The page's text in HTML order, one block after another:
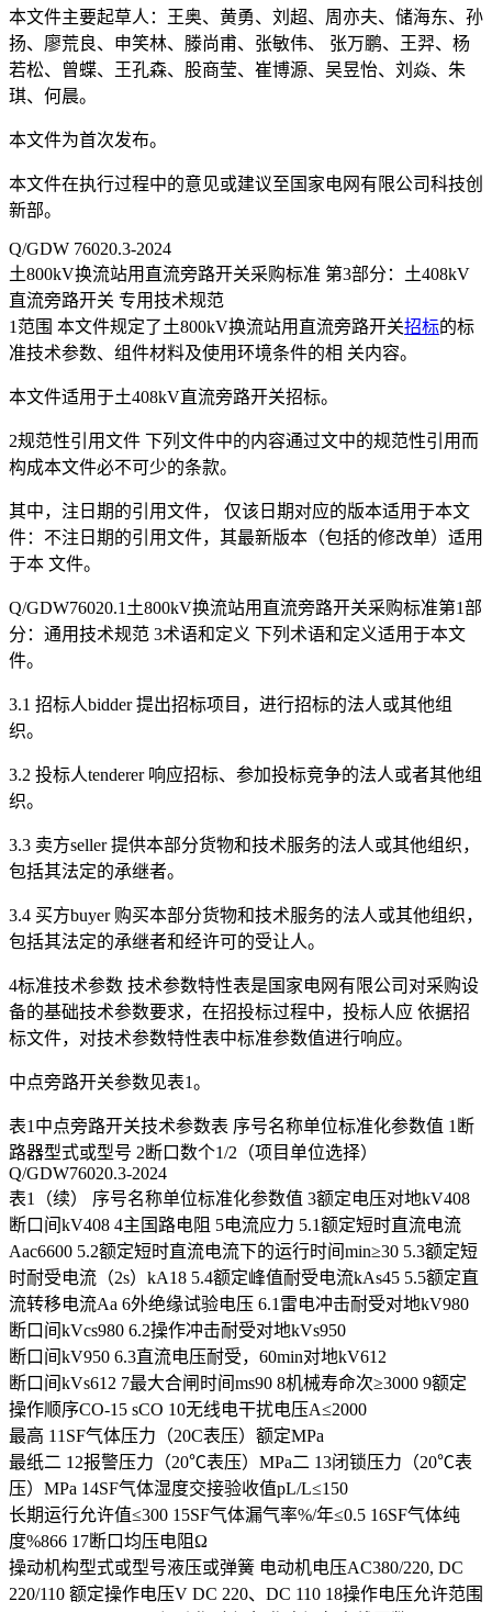
本文件主要起草人：王奥、黄勇、刘超、周亦夫、储海东、孙
扬、廖荒良、申笑林、滕尚甫、张敏伟、 张万鹏、王羿、杨
若松、曾蝶、王孔森、股商莹、崔博源、吴昱怡、刘焱、朱
琪、何晨。
本文件为首次发布。
本文件在执行过程中的意见或建议至国家电网有限公司科技创
新部。
Q/GDW 76020.3-2024
土800kV换流站用直流旁路开关采购标准 第3部分：土408kV
直流旁路开关 专用技术规范
1范围 本文件规定了土800kV换流站用直流旁路开关招标的标
准技术参数、组件材料及使用环境条件的相 关内容。
本文件适用于土408kV直流旁路开关招标。
2规范性引用文件 下列文件中的内容通过文中的规范性引用而
构成本文件必不可少的条款。
其中，注日期的引用文件， 仅该日期对应的版本适用于本文
件：不注日期的引用文件，其最新版本（包括的修改单）适用
于本 文件。
Q/GDW76020.1土800kV换流站用直流旁路开关采购标准第1部
分：通用技术规范 3术语和定义 下列术语和定义适用于本文
件。
3.1 招标人bidder 提出招标项目，进行招标的法人或其他组
织。
3.2 投标人tenderer 响应招标、参加投标竞争的法人或者其他组
织。
3.3 卖方seller 提供本部分货物和技术服务的法人或其他组织，
包括其法定的承继者。
3.4 买方buyer 购买本部分货物和技术服务的法人或其他组织，
包括其法定的承继者和经许可的受让人。
4标准技术参数 技术参数特性表是国家电网有限公司对采购设
备的基础技术参数要求，在招投标过程中，投标人应 依据招
标文件，对技术参数特性表中标准参数值进行响应。
中点旁路开关参数见表1。
表1中点旁路开关技术参数表 序号名称单位标准化参数值 1断
路器型式或型号 2断口数个1/2（项目单位选择）
Q/GDW76020.3-2024
表1（续） 序号名称单位标准化参数值 3额定电压对地kV408
断口间kV408 4主国路电阻 5电流应力 5.1额定短时直流电流
Aac6600 5.2额定短时直流电流下的运行时间min≥30 5.3额定短
时耐受电流（2s）kA18 5.4额定峰值耐受电流kAs45 5.5额定直
流转移电流Aa 6外绝缘试验电压 6.1雷电冲击耐受对地kV980
断口间kVcs980 6.2操作冲击耐受对地kVs950
断口间kV950 6.3直流电压耐受，60min对地kV612
断口间kVs612 7最大合闸时间ms90 8机械寿命次≥3000 9额定
操作顺序CO-15 sCO 10无线电干扰电压A≤2000
最高 11SF气体压力（20C表压）额定MPa
最纸二 12报警压力（20℃表压）MPa二 13闭锁压力（20℃表
压）MPa 14SF气体湿度交接验收值pL/L≤150
长期运行允许值≤300 15SF气体漏气率%/年≤0.5 16SF气体纯
度%866 17断口均压电阻Ω
操动机构型式或型号液压或弹簧 电动机电压AC380/220, DC
220/110 额定操作电压V DC 220、DC 110 18操作电压允许范围